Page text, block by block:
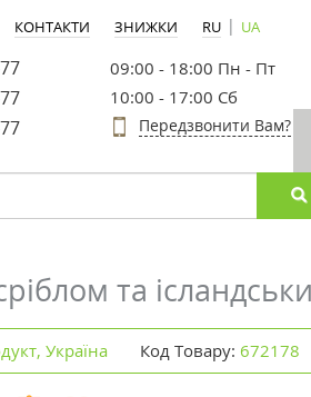
КОНТАКТИ ЗНИЖКИ RU | UA
09:00 - 18:00 Пн - Пт
10:00 - 17:00 Сб
Передзвонити Вам?
та
Україна Код Товару: 672178